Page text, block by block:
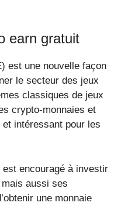
earn gratuit
est une nouvelle façon
le secteur des jeux
classiques de jeux
crypto-monnaies et
intéressant pour les
encouragé à investir
aussi ses
une monnaie